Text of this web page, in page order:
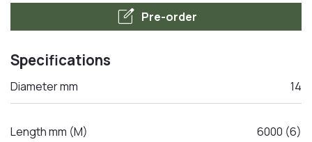
edit_square Pre-order
Specifications
Diameter mm 14
Length mm (M) 6000 (6)